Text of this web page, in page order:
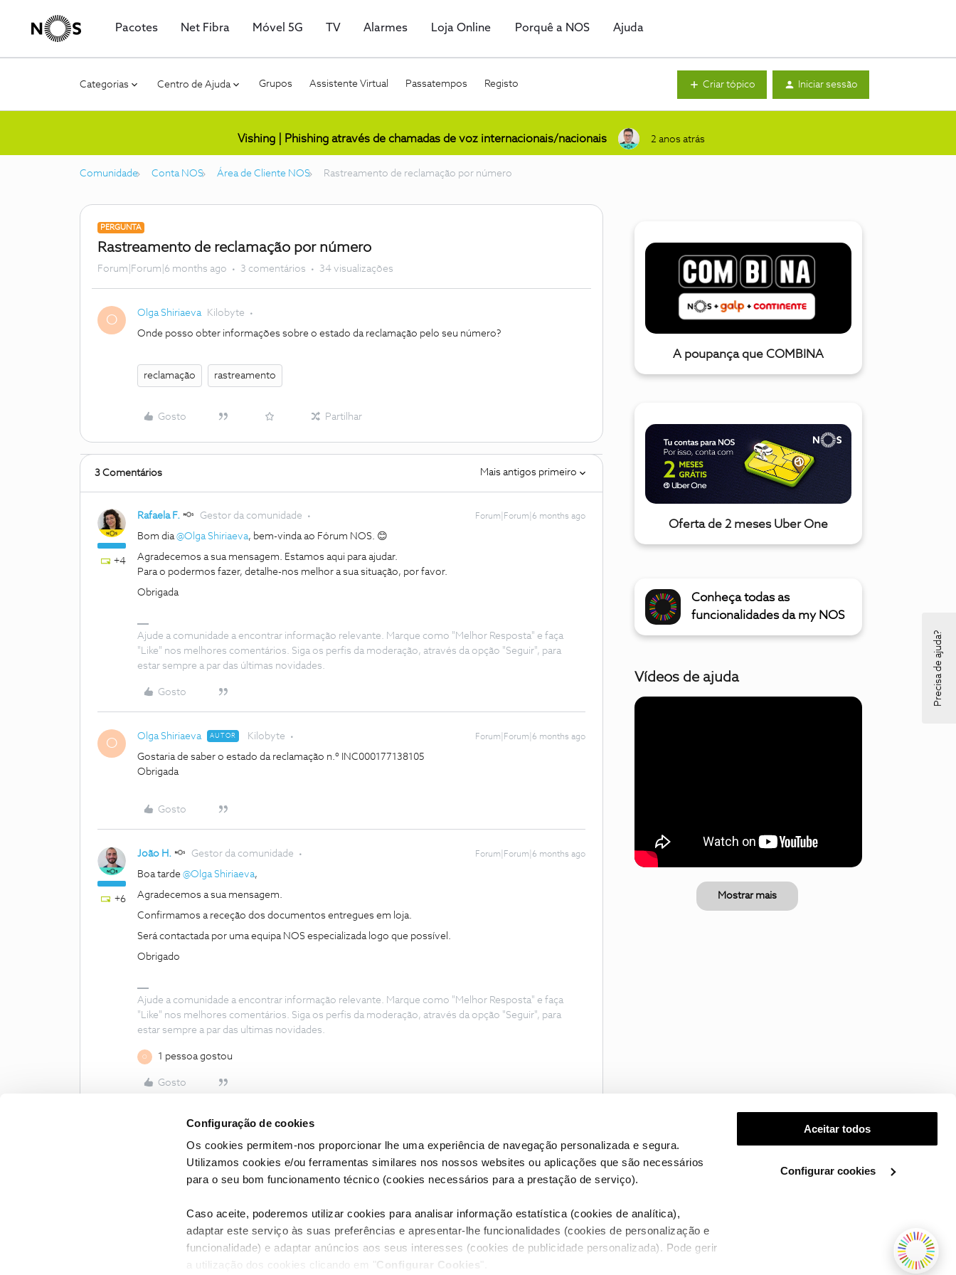
Configuração de cookies
Os cookies permitem-nos proporcionar lhe uma experiência de navegação personalizada e segura.
Utilizamos cookies e/ou ferramentas similares nos nossos websites ou aplicações que são necessários
para o seu bom funcionamento técnico (cookies necessários para a prestação de serviço).
Caso aceite, poderemos utilizar cookies para analisar informação estatística (cookies de analítica),
adaptar este serviço às suas preferências e apresentar-lhe funcionalidades (cookies de personalização e
funcionalidade) e adaptar anúncios aos seus interesses (cookies de publicidade personalizada). Pode gerir
a utilização dos cookies clicando em " Configurar Cookies ".
Aceitar todos
Configurar cookies
Pacotes Net Fibra Móvel 5G TV Alarmes Loja Online Porquê a NOS Ajuda
Categorias Centro de Ajuda Grupos Assistente Virtual Passatempos Registo Criar tópico Iniciar sessão
Vishing | Phishing através de chamadas de voz internacionais/nacionais 2 anos atrás
Comunidade Conta NOS Área de Cliente NOS Rastreamento de reclamação por número
PERGUNTA
Rastreamento de reclamação por número
Forum|Forum|6 months ago 3 comentários 34 visualizações
O Olga Shiriaeva Kilobyte
Onde posso obter informações sobre o estado da reclamação pelo seu número?
reclamação rastreamento
Gosto Partilhar
3 Comentários Mais antigos primeiro
+4
Rafaela F. Gestor da comunidade Forum|Forum|6 months ago
Bom dia ​@Olga Shiriaeva, bem-vinda ao Fórum NOS. 😊
Agradecemos a sua mensagem. Estamos aqui para ajudar.
Para o podermos fazer, detalhe-nos melhor a sua situação, por favor.
Obrigada
Ajude a comunidade a encontrar informação relevante. Marque como "Melhor Resposta" e faça
"Like" nos melhores comentários. Siga os perfis da moderação, através da opção "Seguir", para
estar sempre a par das últimas novidades.
Gosto
O Olga Shiriaeva AUTOR Kilobyte Forum|Forum|6 months ago
Gostaria de saber o estado da reclamação n.º INC000177138105
Obrigada
Gosto
+6
João H. Gestor da comunidade Forum|Forum|6 months ago
Boa tarde ​ @Olga Shiriaeva,
Agradecemos a sua mensagem.
Confirmamos a receção dos documentos entregues em loja.
Será contactada por uma equipa NOS especializada logo que possível.
Obrigado
Ajude a comunidade a encontrar informação relevante. Marque como "Melhor Resposta" e faça
"Like" nos melhores comentários. Siga os perfis da moderação, através da opção "Seguir", para
estar sempre a par das ultimas novidades.
O 1 pessoa gostou
Gosto
A poupança que COMBINA
Oferta de 2 meses Uber One
Conheça todas as
funcionalidades da my NOS
Vídeos de ajuda
Mostrar mais
Condições do Fórum NOS Accessibility statement
Precisa de ajuda?